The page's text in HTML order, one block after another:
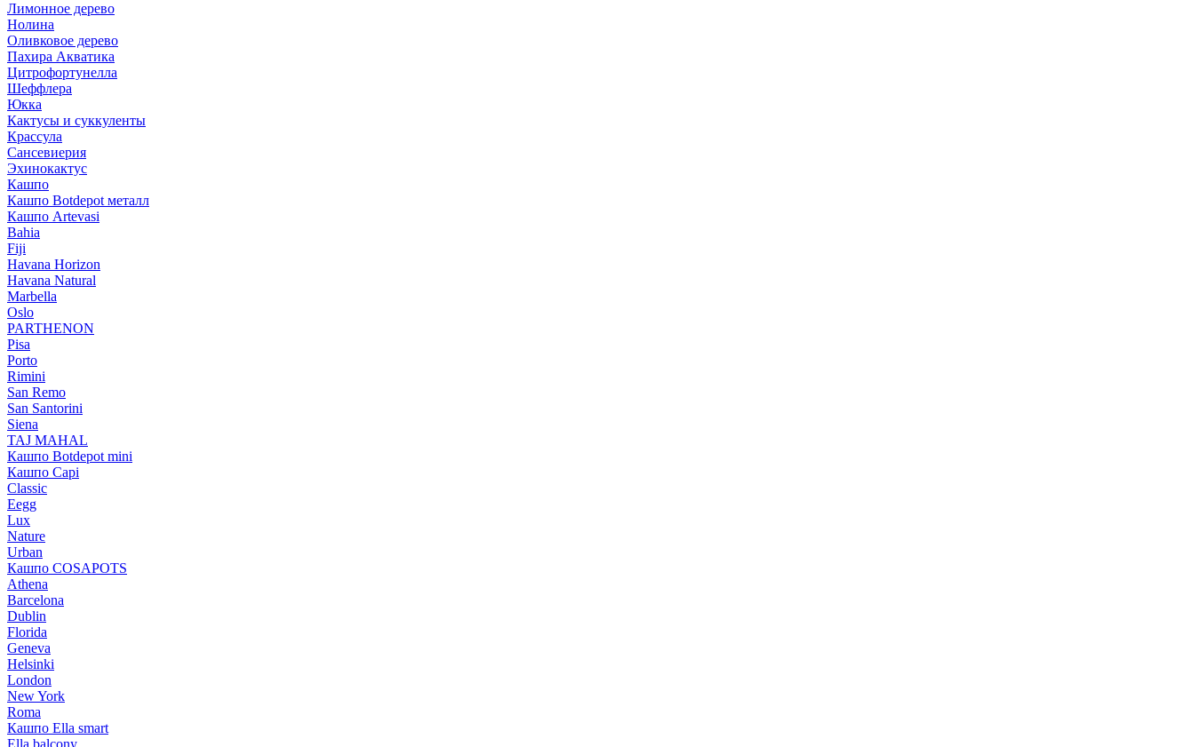
Лимонное дерево
Нолина
Оливковое дерево
Пахира Акватика
Цитрофортунелла
Шеффлера
Юкка
Кактусы и суккуленты
Крассула
Сансевиерия
Эхинокактус
Кашпо
Кашпо Botdepot металл
Кашпо Artevasi
Bahia
Fiji
Havana Horizon
Havana Natural
Marbella
Oslo
PARTHENON
Pisa
Porto
Rimini
San Remo
San Santorini
Siena
TAJ MAHAL
Кашпо Botdepot mini
Кашпо Capi
Classic
Eegg
Lux
Nature
Urban
Кашпо COSAPOTS
Athena
Barcelona
Dublin
Florida
Geneva
Helsinki
London
New York
Roma
Кашпо Ella smart
Ella balcony